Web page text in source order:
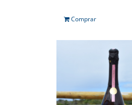
Comprar